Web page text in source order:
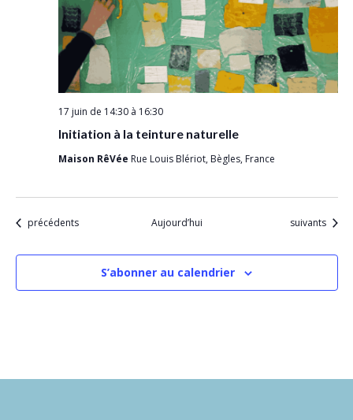
Initiation à la teinture naturelle
17 juin de 14:30à 16:30
Maison RêVée Rue Louis Blériot, Bègles, France
Évènements
précédents Aujourd’hui Évènements
suivants
S’abonner au calendrier